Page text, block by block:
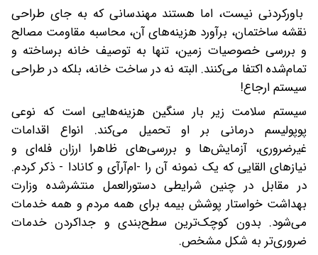
باورکردنی نیست، اما هستند مهندسانی که به جای طراحی
نقشه ساختمان، برآورد هزینه‌های آن، محاسبه مقاومت مصالح
و بررسی خصوصیات زمین، تنها به توصیف خانه برساخته و
تمام‌شده اکتفا می‌کنند. البته نه در ساخت خانه، بلکه در طراحی
سیستم ارجاع!
سیستم سلامت زیر بار سنگین هزینه‌هایی است که نوعی
پوپولیسم درمانی بر او تحمیل می‌کند. انواع اقدامات
غیرضروری، آزمایش‌ها و بررسی‌های ظاهرا ارزان فله‌ای و
نیازهای القایی که یک نمونه‌ آن را -ام‌آرآی و کانادا - ذکر کردم.
در مقابل در چنین شرایطی دستورالعمل منتشرشده وزارت
بهداشت خواستار پوشش بیمه برای همه مردم و همه خدمات
می‌شود. بدون‌ کوچک‌ترین سطح‌بندی ‌و جداکردن خدمات
ضروری‌تر به شکل مشخص.